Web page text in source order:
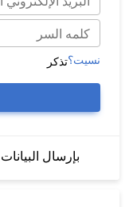
تذكرنسيت؟
بإرسال